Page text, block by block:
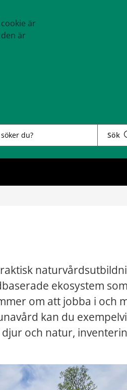
är
är
Sök
ekosystem
om att jobba i och
kan du
och natur,